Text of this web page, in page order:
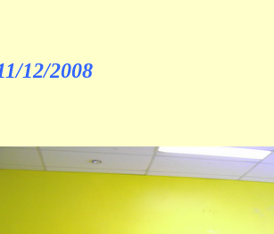
12/2008